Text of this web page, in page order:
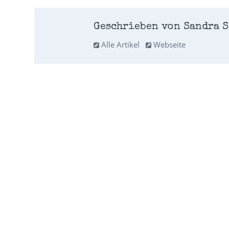
Geschrieben von Sandra
Alle Artikel
Webseite